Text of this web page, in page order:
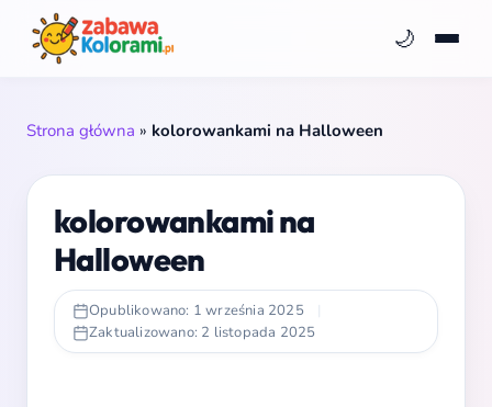
🌙
Strona główna » kolorowankami na Halloween
kolorowankami na
Halloween
Opublikowano: 1 września 2025
|
Zaktualizowano: 2 listopada 2025